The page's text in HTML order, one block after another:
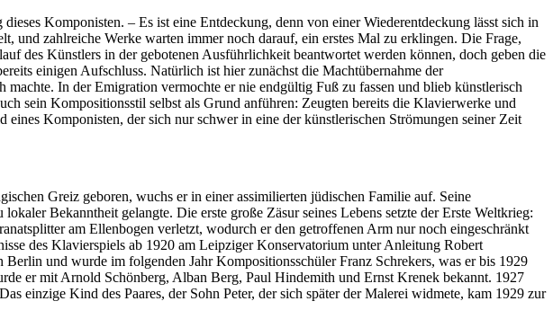
Komponisten. – Es ist eine Entdeckung, denn von einer Wiederentdeckung lässt sich in
und zahlreiche Werke warten immer noch darauf, ein erstes Mal zu erklingen. Die Frage,
des Künstlers in der gebotenen Ausführlichkeit beantwortet werden können, doch geben die
einigen Aufschluss. Natürlich ist hier zunächst die Machtübernahme der
In der Emigration vermochte er nie endgültig Fuß zu fassen und blieb künstlerisch
sein Kompositionsstil selbst als Grund anführen: Zeugten bereits die Klavierwerke und
eines Komponisten, der sich nur schwer in eine der künstlerischen Strömungen seiner Zeit
Greiz geboren, wuchs er in einer assimilierten jüdischen Familie auf. Seine
Bekanntheit gelangte. Die erste große Zäsur seines Lebens setzte der Erste Weltkrieg:
am Ellenbogen verletzt, wodurch er den getroffenen Arm nur noch eingeschränkt
des Klavierspiels ab 1920 am Leipziger Konservatorium unter Anleitung Robert
und wurde im folgenden Jahr Kompositionsschüler Franz Schrekers, was er bis 1929
er mit Arnold Schönberg, Alban Berg, Paul Hindemith und Ernst Krenek bekannt. 1927
einzige Kind des Paares, der Sohn Peter, der sich später der Malerei widmete, kam 1929 zur